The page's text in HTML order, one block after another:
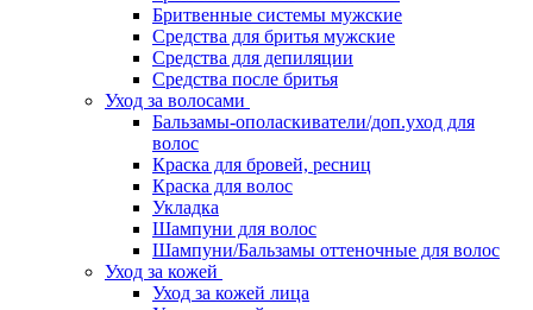
Бритвенные системы мужские
Средства для бритья мужские
Средства для депиляции
Средства после бритья
Уход за волосами
Бальзамы-ополаскиватели/доп.уход для
волос
Краска для бровей, ресниц
Краска для волос
Укладка
Шампуни для волос
Шампуни/Бальзамы оттеночные для волос
Уход за кожей
Уход за кожей лица